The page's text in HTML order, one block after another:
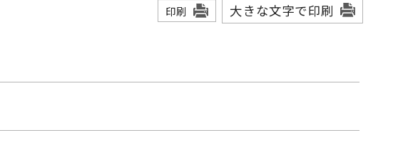
印刷 大きな文字で印刷